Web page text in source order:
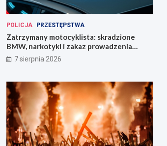
POLICJA PRZESTĘPSTWA
Zatrzymany motocyklista: skradzione
BMW, narkotyki i zakaz prowadzenia
pojazdów
7 sierpnia 2026